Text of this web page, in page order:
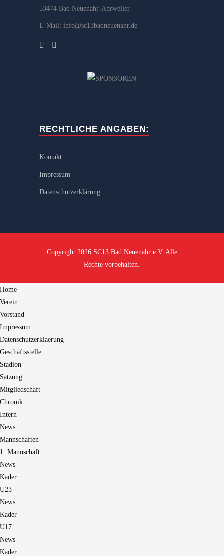
53474 Bad Neuenahr-Ahrweiler
E-Mail: info@sc13badneuenahr.de
RECHTLICHE ANGABEN:
Kontakt
Impressum
Datenschutzerklärung
Copyright 2026 SC13 Bad Neuenahr e.V. Alle
Rechte vorbehalten.
Home
Verein
Vorstand
Impressum
Datenschutzerklaerung
Geschäftsstelle
Stadion
Satzung
Mitgliedschaft
Chronik
Intern
News
Mannschaften
1. Mannschaft
News
Kader
U23
News
Kader
U17
News
Kader